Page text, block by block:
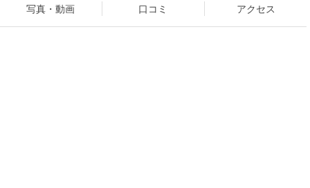
写真・動画 口コミ アクセス